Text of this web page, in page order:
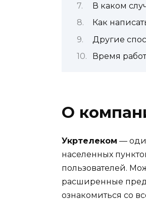
В каком
Как
Другие
Время
О
Укртелеком —
населенных
пользователей.
расширенные
ознакомиться со